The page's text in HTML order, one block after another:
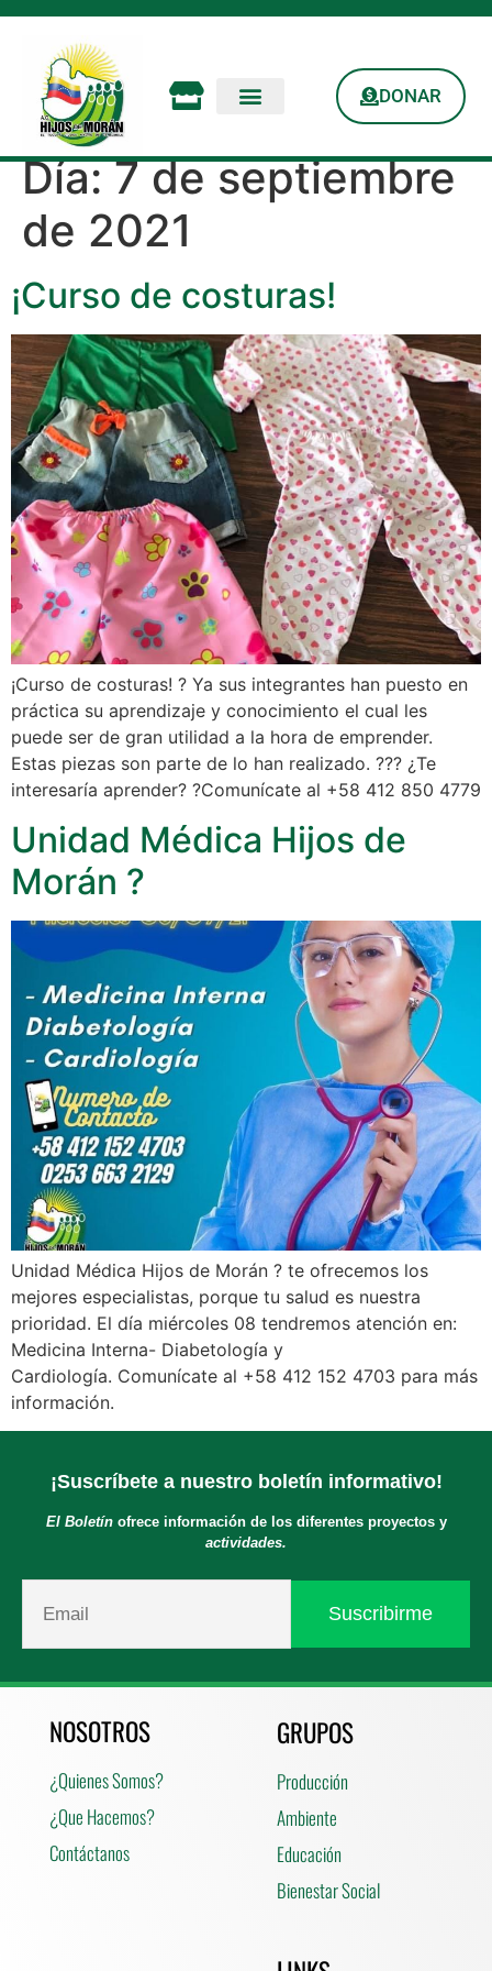
DONAR
Día:7 de septiembre
de 2021
¡Curso de costuras!
¡Curso de costuras! ? Ya sus integrantes han puesto en
práctica su aprendizaje y conocimiento el cual les
puede ser de gran utilidad a la hora de emprender.
Estas piezas son parte de lo han realizado. ??? ¿Te
interesaría aprender? ?Comunícate al +58 412 850 4779
Unidad Médica Hijos de
Morán ?
Unidad Médica Hijos de Morán ? te ofrecemos los
mejores especialistas, porque tu salud es nuestra
prioridad. El día miércoles 08 tendremos atención en:
Medicina Interna- Diabetología y
Cardiología. Comunícate al +58 412 152 4703 para más
información.
¡Suscríbete a nuestro boletín informativo!
El Boletínofrece información de los diferentes proyectos y
actividades.
NOSOTROS
¿Quienes Somos?
¿Que Hacemos?
Contáctanos
GRUPOS
Producción
Ambiente
Educación
Bienestar Social